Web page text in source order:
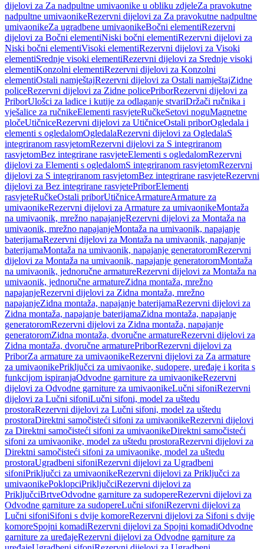
dijelovi za Za nadpultne umivaonike u obliku zdjeleZa pravokutne
nadpultne umivaonikeRezervni dijelovi za Za pravokutne nadpultne
umivaonikeZa ugradbene umivaonikeBočni elementiRezervni
dijelovi za Bočni elementiNiski bočni elementiRezervni dijelovi za
Niski bočni elementiVisoki elementiRezervni dijelovi za Visoki
elementiSrednje visoki elementiRezervni dijelovi za Srednje visoki
elementiKonzolni elementiRezervni dijelovi za Konzolni
elementiOstali namještajRezervni dijelovi za Ostali namještajZidne
policeRezervni dijelovi za Zidne policePriborRezervni dijelovi za
PriborUlošci za ladice i kutije za odlaganje stvariDržači ručnika i
vješalice za ručnikeElementi rasvjeteRučkeSetovi noguMagnetne
pločeUtičniceRezervni dijelovi za UtičniceOstali priborOgledala i
elementi s ogledalomOgledalaRezervni dijelovi za OgledalaS
integriranom rasvjetomRezervni dijelovi za S integriranom
rasvjetomBez integrirane rasvjeteElementi s ogledalomRezervni
dijelovi za Elementi s ogledalomS integriranom rasvjetomRezervni
dijelovi za S integriranom rasvjetomBez integrirane rasvjeteRezervni
dijelovi za Bez integrirane rasvjetePriborElementi
rasvjeteRučkeOstali priborUtičniceArmatureArmature za
umivaonikeRezervni dijelovi za Armature za umivaonikeMontaža
na umivaonik, mrežno napajanjeRezervni dijelovi za Montaža na
umivaonik, mrežno napajanjeMontaža na umivaonik, napajanje
baterijamaRezervni dijelovi za Montaža na umivaonik, napajanje
baterijamaMontaža na umivaonik, napajanje generatoromRezervni
dijelovi za Montaža na umivaonik, napajanje generatoromMontaža
na umivaonik, jednoručne armatureRezervni dijelovi za Montaža na
umivaonik, jednoručne armatureZidna montaža, mrežno
napajanjeRezervni dijelovi za Zidna montaža, mrežno
napajanjeZidna montaža, napajanje baterijamaRezervni dijelovi za
Zidna montaža, napajanje baterijamaZidna montaža, napajanje
generatoromRezervni dijelovi za Zidna montaža, napajanje
generatoromZidna montaža, dvoručne armatureRezervni dijelovi za
Zidna montaža, dvoručne armaturePriborRezervni dijelovi za
PriborZa armature za umivaonikeRezervni dijelovi za Za armature
za umivaonikePriključci za umivaonike, sudopere, uređaje i korita s
funkcijom ispiranjaOdvodne garniture za umivaonikeRezervni
dijelovi za Odvodne garniture za umivaonikeLučni sifoniRezervni
dijelovi za Lučni sifoniLučni sifoni, model za uštedu
prostoraRezervni dijelovi za Lučni sifoni, model za uštedu
prostoraDirektni samočisteći sifoni za umivaonikeRezervni dijelovi
za Direktni samočisteći sifoni za umivaonikeDirektni samočisteći
sifoni za umivaonike, model za uštedu prostoraRezervni dijelovi za
Direktni samočisteći sifoni za umivaonike, model za uštedu
prostoraUgradbeni sifoniRezervni dijelovi za Ugradbeni
sifoniPriključci za umivaonikeRezervni dijelovi za Priključci za
umivaonikePoklopciPriključciRezervni dijelovi za
PriključciBrtveOdvodne garniture za sudopereRezervni dijelovi za
Odvodne garniture za sudopereLučni sifoniRezervni dijelovi za
Lučni sifoniSifoni s dvije komoreRezervni dijelovi za Sifoni s dvije
komoreSpojni komadiRezervni dijelovi za Spojni komadiOdvodne
garniture za uređajeRezervni dijelovi za Odvodne garniture za